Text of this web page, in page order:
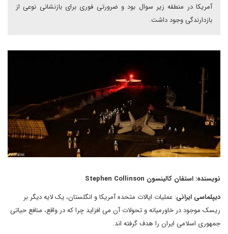
آمریکا در منطقه زیر سوال بود و ضرورتی فوری برای بازنشانی نوعی از
بازدارندگی وجود داشت.
نویسنده: استفان کالینسون Stephen Collinson
دیپلماسی ایرانی: عملیات ایالات متحده آمریکا و انگلستان، یک لایه دیگر بر
ریسک موجود در خاورمیانه و تحولات آن می افزاید چرا که در واقع، منافع حیاتی
جمهوری اسلامی ایران را هدف گرفته اند.